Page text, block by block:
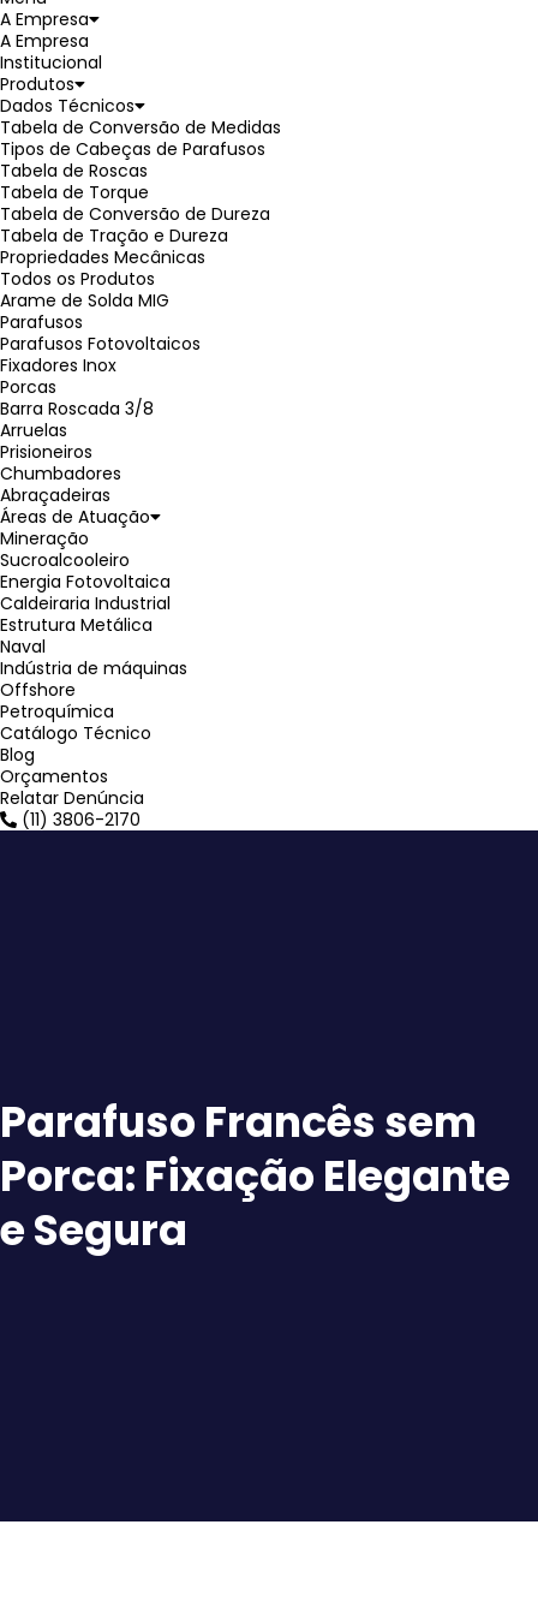
A Empresa
A Empresa
Institucional
Produtos
Dados Técnicos
Tabela de Conversão de Medidas
Tipos de Cabeças de Parafusos
Tabela de Roscas
Tabela de Torque
Tabela de Conversão de Dureza
Tabela de Tração e Dureza
Propriedades Mecânicas
Todos os Produtos
Arame de Solda MIG
Parafusos
Parafusos Fotovoltaicos
Fixadores Inox
Porcas
Barra Roscada 3/8
Arruelas
Prisioneiros
Chumbadores
Abraçadeiras
Áreas de Atuação
Mineração
Sucroalcooleiro
Energia Fotovoltaica
Caldeiraria Industrial
Estrutura Metálica
Naval
Indústria de máquinas
Offshore
Petroquímica
Catálogo Técnico
Blog
Orçamentos
Relatar Denúncia
(11) 3806-2170
Parafuso Francês sem
Porca: Fixação Elegante
e Segura